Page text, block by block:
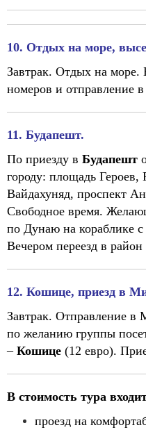
10. Отдых на море,
Завтрак. Отдых на море.
номеров и отправление
11. Будапешт.
По приезду в Будапешт
городу: площадь
Вайдахуняд, проспект
Свободное время.
по Дунаю на кораблике
Вечером переезд в
12. Кошице, приезд в
Завтрак. Отправление в
по желанию группы
– Кошице (12 евро).
В стоимость тура
проезд на